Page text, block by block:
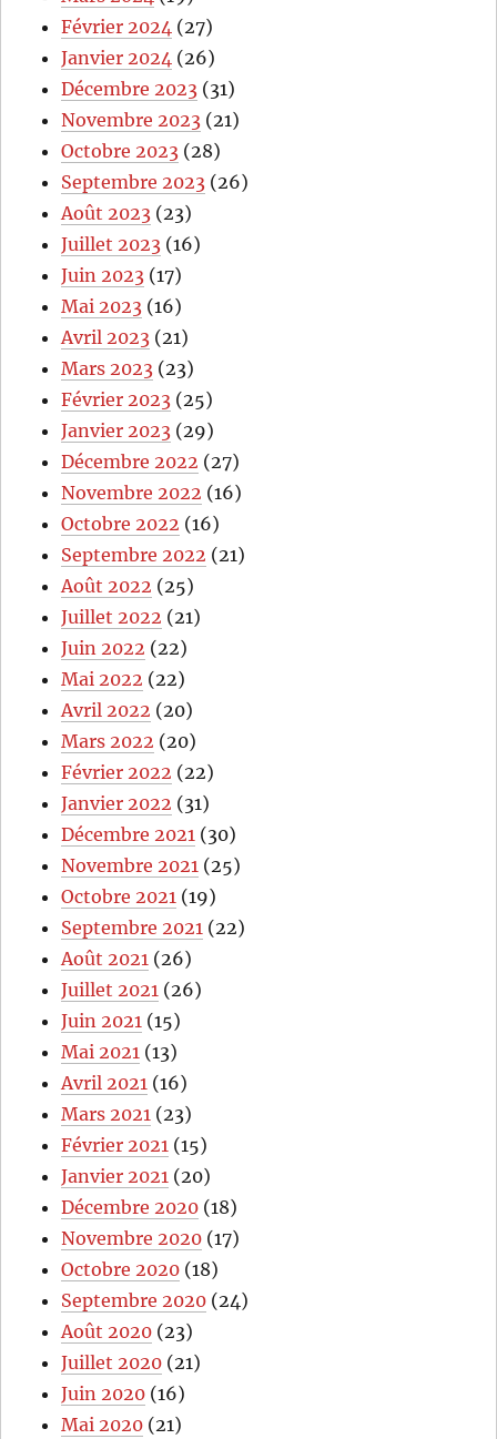
Février 2024 (27)
Janvier 2024 (26)
Décembre 2023 (31)
Novembre 2023 (21)
Octobre 2023 (28)
Septembre 2023 (26)
Août 2023 (23)
Juillet 2023 (16)
Juin 2023 (17)
Mai 2023 (16)
Avril 2023 (21)
Mars 2023 (23)
Février 2023 (25)
Janvier 2023 (29)
Décembre 2022 (27)
Novembre 2022 (16)
Octobre 2022 (16)
Septembre 2022 (21)
Août 2022 (25)
Juillet 2022 (21)
Juin 2022 (22)
Mai 2022 (22)
Avril 2022 (20)
Mars 2022 (20)
Février 2022 (22)
Janvier 2022 (31)
Décembre 2021 (30)
Novembre 2021 (25)
Octobre 2021 (19)
Septembre 2021 (22)
Août 2021 (26)
Juillet 2021 (26)
Juin 2021 (15)
Mai 2021 (13)
Avril 2021 (16)
Mars 2021 (23)
Février 2021 (15)
Janvier 2021 (20)
Décembre 2020 (18)
Novembre 2020 (17)
Octobre 2020 (18)
Septembre 2020 (24)
Août 2020 (23)
Juillet 2020 (21)
Juin 2020 (16)
Mai 2020 (21)